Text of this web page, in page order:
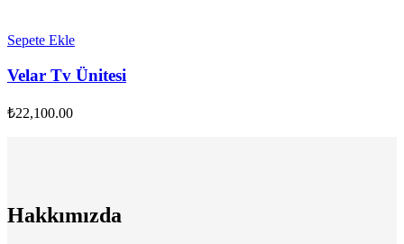
Sepete Ekle
Velar Tv Ünitesi
₺22,100.00
Hakkımızda